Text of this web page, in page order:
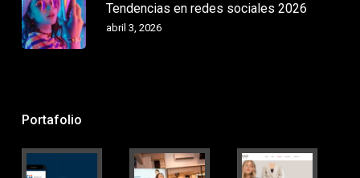
Tendencias en redes sociales 2026
abril 3, 2026
Portafolio